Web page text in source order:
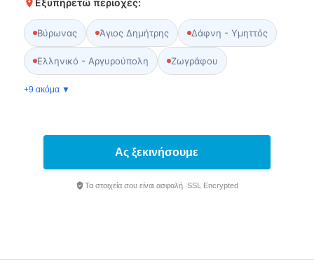
Εξυπηρετώ περιοχές:
Βύρωνας Άγιος Δημήτρης Δάφνη - Υμηττός
Ελληνικό - Αργυρούπολη Ζωγράφου
+9 ακόμα ▼
Ας ξεκινήσουμε
Τα στοιχεία σου είναι ασφαλή. SSL Encrypted